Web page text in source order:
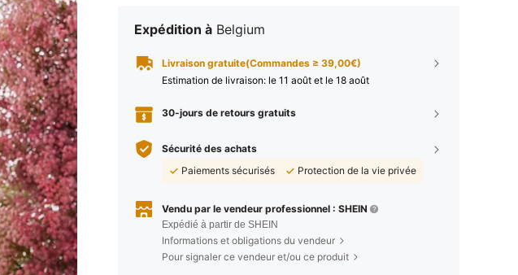
Expédition à Belgium
Livraison gratuite(Commandes ≥ 39,00€)
Estimation de livraison: le 11 août et le 18 août
30-jours de retours gratuits
Sécurité des achats
Paiements sécurisés
Protection de la vie privée
Vendu par le vendeur professionnel : SHEIN
Expédié à partir de SHEIN
Informations et obligations du vendeur
Pour signaler ce vendeur et/ou ce produit